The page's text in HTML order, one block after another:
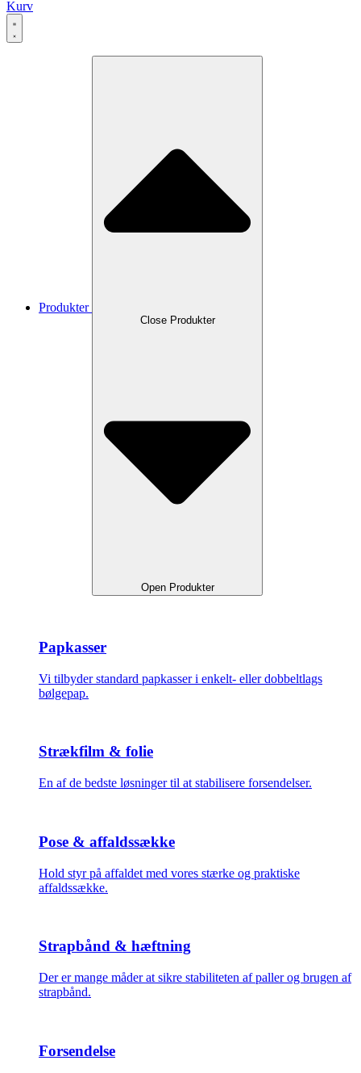
Kurv
Produkter
Close Produkter
Open Produkter
Papkasser
Vi tilbyder standard papkasser i enkelt- eller dobbeltlags
bølgepap.
Strækfilm & folie
En af de bedste løsninger til at stabilisere forsendelser.
Pose & affaldssække
Hold styr på affaldet med vores stærke og praktiske
affaldssække.
Strapbånd & hæftning
Der er mange måder at sikre stabiliteten af paller og brugen af
strapbånd.
Forsendelse